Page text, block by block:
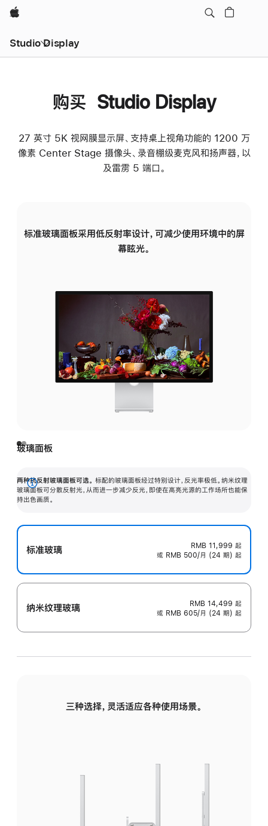
Apple
Studio Display
购买 Studio Display
27 英寸 5K 视网膜显示屏、支持桌上视角功能的 1200 万
像素 Center Stage 摄像头、录音棚级麦克风和扬声器，以
及雷雳 5 端口。
标准玻璃面板采用低反射率设计，可减少使用环境中的屏
幕眩光。
玻璃面板
两种抗反射玻璃面板可选。 标配的玻璃面板经过特别设计，反光率极低。纳米纹理
玻璃面板可分散反射光，从而进一步减少反光，即使在高亮光源的工作场所也能保
持出色画质。
展
开
标准玻璃 RMB 11,999 起
或 RMB 500/月 (24 期) 起
纳米纹理玻璃 RMB 14,499 起
或 RMB 605/月 (24 期) 起
三种选择，灵活适应各种使用场景。